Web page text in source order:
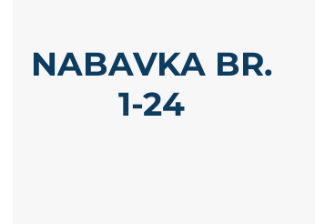
NABAVKA BR.
1-24